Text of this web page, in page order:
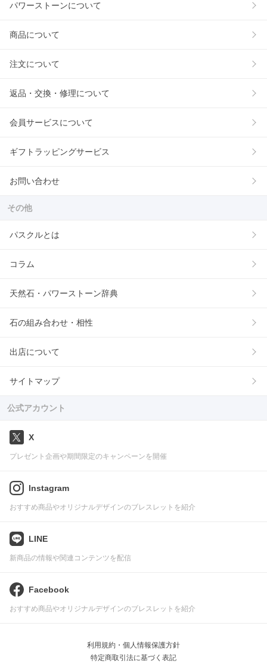
パワーストーンについて
商品について
注文について
返品・交換・修理について
会員サービスについて
ギフトラッピングサービス
お問い合わせ
その他
パスクルとは
コラム
天然石・パワーストーン辞典
石の組み合わせ・相性
出店について
サイトマップ
公式アカウント
X
プレゼント企画や期間限定のキャンペーンを開催
Instagram
おすすめ商品やオリジナルデザインのブレスレットを紹介
LINE
新商品の情報や関連コンテンツを配信
Facebook
おすすめ商品やオリジナルデザインのブレスレットを紹介
利用規約・個人情報保護方針
特定商取引法に基づく表記